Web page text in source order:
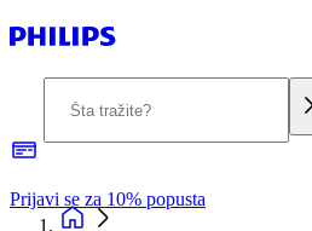
Prijavi se za 10% popusta